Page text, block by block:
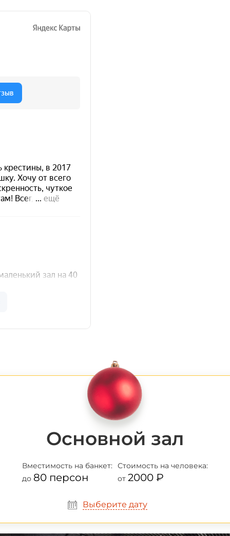
Основной зал
Вместимость на банкет:
до 80 персон
Стоимость на человека:
от 2000 ₽
Выберите дату